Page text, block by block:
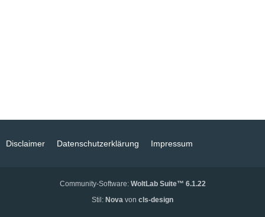
Disclaimer Datenschutzerklärung Impressum
Community-Software: WoltLab Suite™ 6.1.22
Stil: Nova von cls-design